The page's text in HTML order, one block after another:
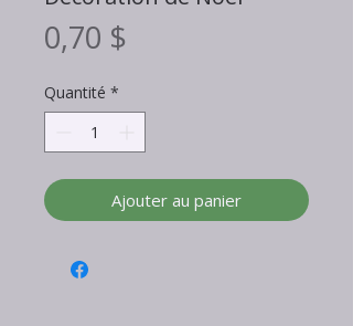
0,70 $
Quantité *
Ajouter au panier